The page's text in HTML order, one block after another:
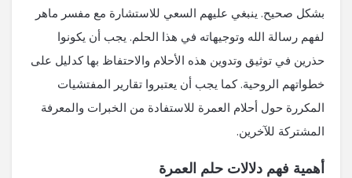
بشكل صحيح. ينبغي عليهم السعي للاستشارة مع مفسر ماهر
لفهم رسالة الله وتوجيهاته في هذا الحلم. يجب أن يكونوا
حذرين في توثيق وتدوين هذه الأحلام والاحتفاظ بها كدليل على
خطواتهم الروحية. كما يجب أن يعتبروا تقارير المفتشيات
المكررة حول أحلام العمرة للاستفادة من الخبرات والمعرفة
المشتركة للآخرين.
أهمية فهم دلالات حلم العمرة